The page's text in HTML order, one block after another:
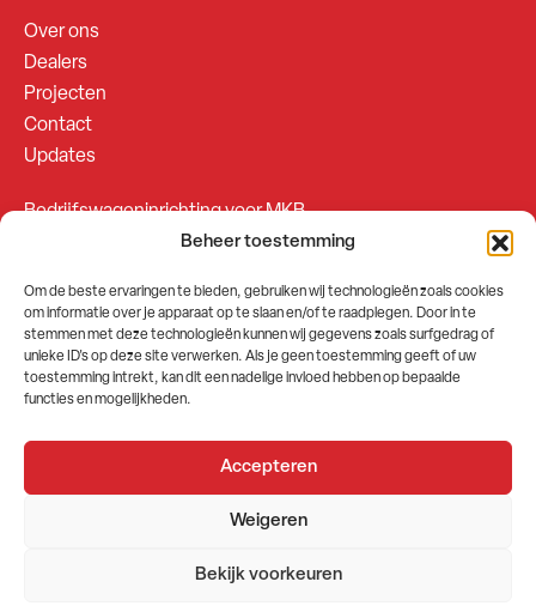
Beheer toestemming
Om de beste ervaringen te bieden, gebruiken wij technologieën zoals cookies
om informatie over je apparaat op te slaan en/of te raadplegen. Door in te
stemmen met deze technologieën kunnen wij gegevens zoals surfgedrag of
unieke ID's op deze site verwerken. Als je geen toestemming geeft of uw
toestemming intrekt, kan dit een nadelige invloed hebben op bepaalde
functies en mogelijkheden.
Accepteren
Weigeren
Bekijk voorkeuren
Over ons
Dealers
Projecten
Contact
Updates
Bedrijfswageninrichting voor MKB
Bedrijfswageninrichting voor Fleetsales
SOCIALS